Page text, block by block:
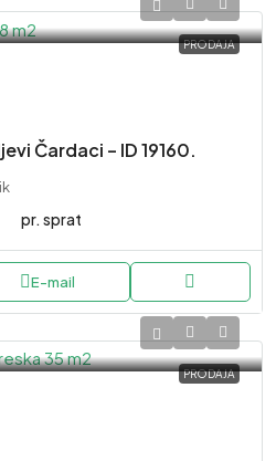
PRODAJA
Čardaci – ID 19160.
pr. sprat
E-mail
PRODAJA